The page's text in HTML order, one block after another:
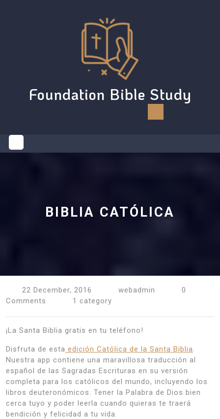
Foundation Bible Study
BIBLIA CATÓLICA
22 December, 2016 webadmin
0
Comments
1 category
¡La Santa Biblia gratis en tu teléfono!
Disfruta de esta edición Católica de la Santa Biblia.
Nuestra app contiene una maravillosa traducción al
español de las Sagradas Escrituras en su versión
completa para los católicos del mundo, incluyendo los
libros deuteronómicos. Tener la Palabra de Dios bien
cerca tuyo y poder leerla cuando quieras te traerá
bendición y felicidad a tu vida.